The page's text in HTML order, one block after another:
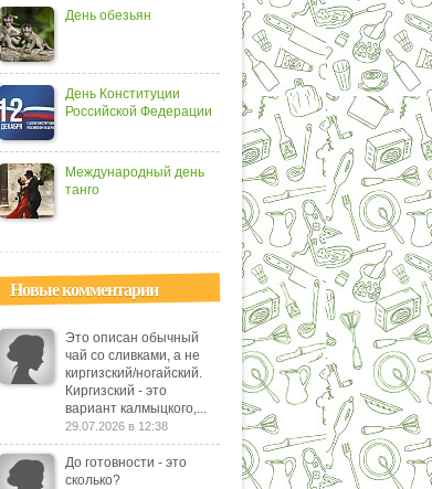
День обезьян
День Конституции
Российской Федерации
Международный день
танго
Новые комментарии
Это описан обычный
чай со сливками, а не
киргизский/ногайский.
Киргизский - это
вариант калмыцкого,...
29.07.2026 в 12:38
До готовности - это
сколько?